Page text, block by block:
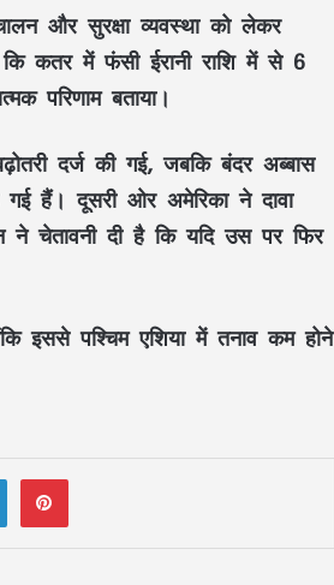
और सुरक्षा व्यवस्था को लेकर
कतर में फंसी ईरानी राशि में से 6
परिणाम बताया।
दर्ज की गई, जबकि बंदर अब्बास
हैं। दूसरी ओर अमेरिका ने दावा
ने चेतावनी दी है कि यदि उस पर फिर
इससे पश्चिम एशिया में तनाव कम होने
LinkedInPinterest
वंदन की 30वीं किस्त जारी : CM साय ने
67.20 लाख महिलाओं के खातों में ट्रांसफर किए
साय का ‘लोकल टू ग्लोबल’ मिशन: ‘कोशल
फैब’ की लॉन्चिंग, बुनकरों को 10.90 करोड़ की
आत्मसमर्पित महिलाओं ने किया रैंप वॉक
आखिर किसने उठाई?
में ‘इस्लामिक NATO’ का ऐलान, सऊदी
बाद तुर्की को मिलेगा पाकिस्तान का परमाणु